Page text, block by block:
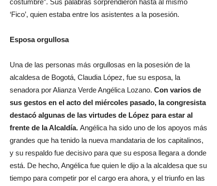
costumbre”. Sus palabras sorprendieron hasta al mismo
‘Fico’, quien estaba entre los asistentes a la posesión.
Esposa orgullosa
Una de las personas más orgullosas en la posesión de la
alcaldesa de Bogotá, Claudia López, fue su esposa, la
senadora por Alianza Verde Angélica Lozano. Con varios de
sus gestos en el acto del miércoles pasado, la congresista
destacó algunas de las virtudes de López para estar al
frente de la Alcaldía. Angélica ha sido uno de los apoyos más
grandes que ha tenido la nueva mandataria de los capitalinos,
y su respaldo fue decisivo para que su esposa llegara a donde
está. De hecho, Angélica fue quien le dijo a la alcaldesa que su
tiempo para competir por el cargo era ahora, y el triunfo en las